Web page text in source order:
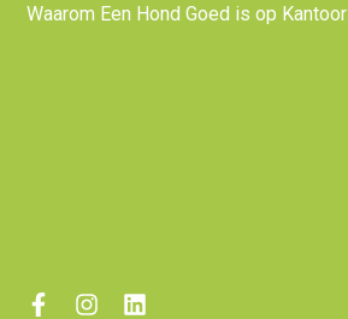
Waarom Een Hond Goed is op Kantoor